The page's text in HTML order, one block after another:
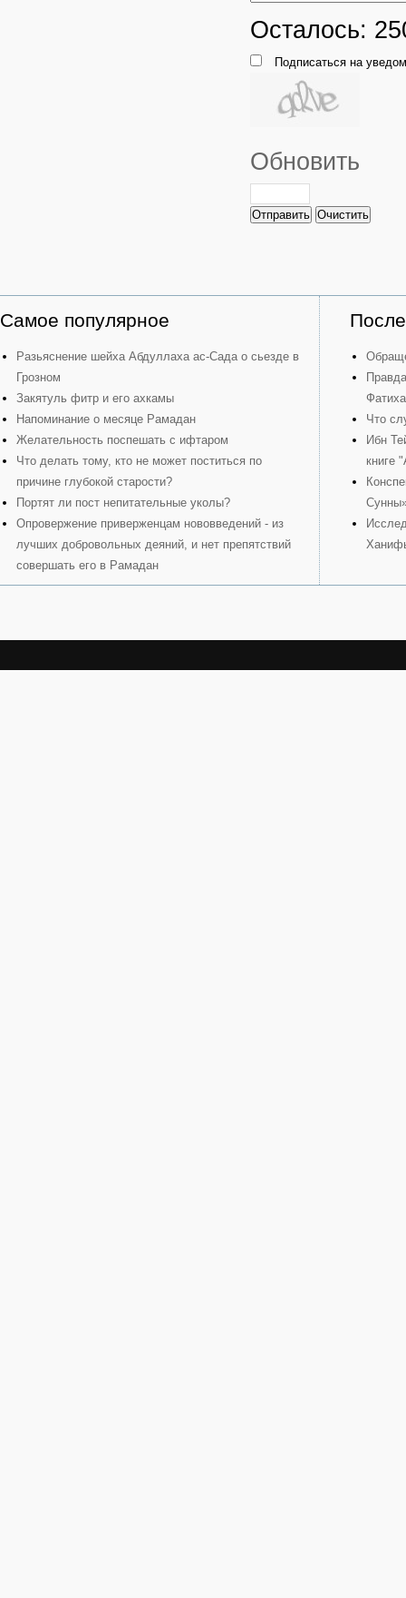
Осталось:
Подписаться на
Обновить
Отправить Очистить
Самое популярное
Разьяснение шейха Абдуллаха ас-Сада о сьезде в
Грозном
Закятуль фитр и его ахкамы
Напоминание о месяце Рамадан
Желательность поспешать с ифтаром
Что делать тому, кто не может поститься по
причине глубокой старости?
Портят ли пост непитательные уколы?
Опровержение приверженцам нововведений - из
лучших добровольных деяний, и нет препятствий
совершать его в Рамадан
Что
Ибн
книге